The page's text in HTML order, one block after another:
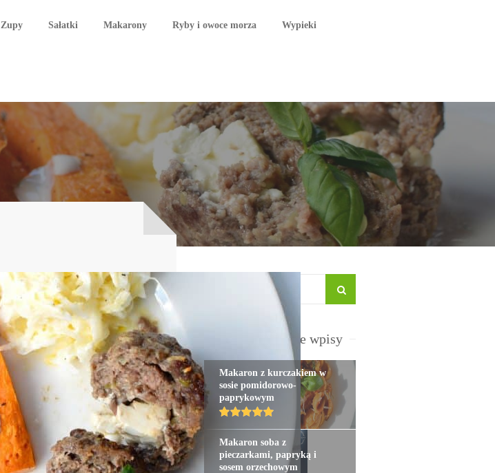
Zupy Sałatki Makarony Ryby i owoce morza Wypieki
Najpopularniejsze wpisy
Makaron z kurczakiem w
sosie pomidorowo-
paprykowym
Makaron soba z
pieczarkami, papryką i
sosem orzechowym